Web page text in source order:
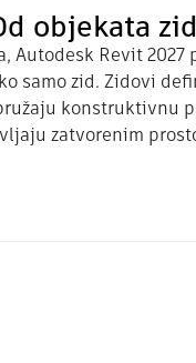
objekata
Autodesk Revit
samo zid. Zidovi
konstruktivnu
zatvorenim